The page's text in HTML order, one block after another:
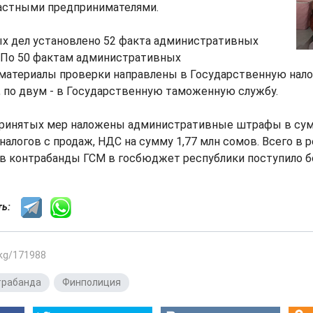
предпринимателями.
дел установлено 52 факта административных
50 фактам административных
проверки направлены в Государственную
по двум - в Государственную таможенную службу.
мер наложены административные штрафы в
с продаж, НДС на сумму 1,77 млн сомов. Всего в
контрабанды ГСМ в госбюджет республики поступило
171988
Финполиция